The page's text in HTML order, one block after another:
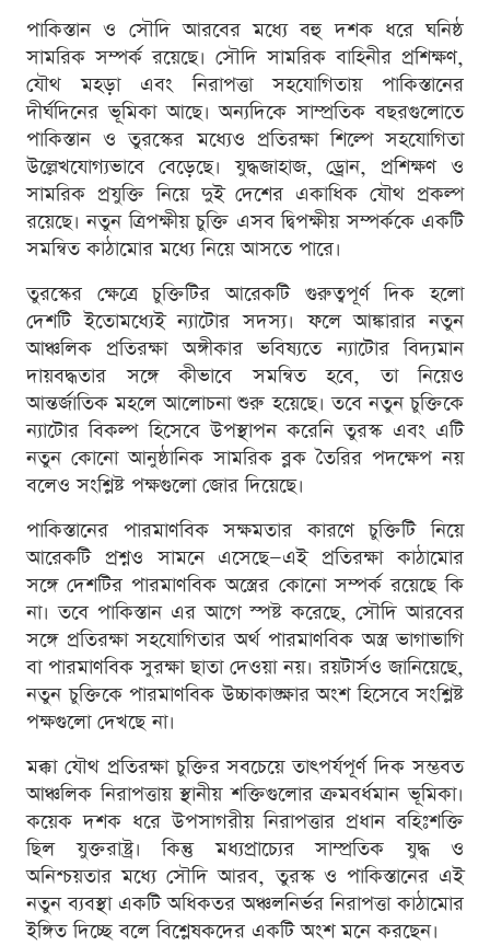
পাকিস্তান ও সৌদি আরবের মধ্যে বহু দশক ধরে ঘনিষ্ঠ
সামরিক সম্পর্ক রয়েছে। সৌদি সামরিক বাহিনীর প্রশিক্ষণ,
যৌথ মহড়া এবং নিরাপত্তা সহযোগিতায় পাকিস্তানের
দীর্ঘদিনের ভূমিকা আছে। অন্যদিকে সাম্প্রতিক বছরগুলোতে
পাকিস্তান ও তুরস্কের মধ্যেও প্রতিরক্ষা শিল্পে সহযোগিতা
উল্লেখযোগ্যভাবে বেড়েছে। যুদ্ধজাহাজ, ড্রোন, প্রশিক্ষণ ও
সামরিক প্রযুক্তি নিয়ে দুই দেশের একাধিক যৌথ প্রকল্প
রয়েছে। নতুন ত্রিপক্ষীয় চুক্তি এসব দ্বিপক্ষীয় সম্পর্ককে একটি
সমন্বিত কাঠামোর মধ্যে নিয়ে আসতে পারে।
তুরস্কের ক্ষেত্রে চুক্তিটির আরেকটি গুরুত্বপূর্ণ দিক হলো
দেশটি ইতোমধ্যেই ন্যাটোর সদস্য। ফলে আঙ্কারার নতুন
আঞ্চলিক প্রতিরক্ষা অঙ্গীকার ভবিষ্যতে ন্যাটোর বিদ্যমান
দায়বদ্ধতার সঙ্গে কীভাবে সমন্বিত হবে, তা নিয়েও
আন্তর্জাতিক মহলে আলোচনা শুরু হয়েছে। তবে নতুন চুক্তিকে
ন্যাটোর বিকল্প হিসেবে উপস্থাপন করেনি তুরস্ক এবং এটি
নতুন কোনো আনুষ্ঠানিক সামরিক ব্লক তৈরির পদক্ষেপ নয়
বলেও সংশ্লিষ্ট পক্ষগুলো জোর দিয়েছে।
পাকিস্তানের পারমাণবিক সক্ষমতার কারণে চুক্তিটি নিয়ে
আরেকটি প্রশ্নও সামনে এসেছে—এই প্রতিরক্ষা কাঠামোর
সঙ্গে দেশটির পারমাণবিক অস্ত্রের কোনো সম্পর্ক রয়েছে কি
না। তবে পাকিস্তান এর আগে স্পষ্ট করেছে, সৌদি আরবের
সঙ্গে প্রতিরক্ষা সহযোগিতার অর্থ পারমাণবিক অস্ত্র ভাগাভাগি
বা পারমাণবিক সুরক্ষা ছাতা দেওয়া নয়। রয়টার্সও জানিয়েছে,
নতুন চুক্তিকে পারমাণবিক উচ্চাকাঙ্ক্ষার অংশ হিসেবে সংশ্লিষ্ট
পক্ষগুলো দেখছে না।
মক্কা যৌথ প্রতিরক্ষা চুক্তির সবচেয়ে তাৎপর্যপূর্ণ দিক সম্ভবত
আঞ্চলিক নিরাপত্তায় স্থানীয় শক্তিগুলোর ক্রমবর্ধমান ভূমিকা।
কয়েক দশক ধরে উপসাগরীয় নিরাপত্তার প্রধান বহিঃশক্তি
ছিল যুক্তরাষ্ট্র। কিন্তু মধ্যপ্রাচ্যের সাম্প্রতিক যুদ্ধ ও
অনিশ্চয়তার মধ্যে সৌদি আরব, তুরস্ক ও পাকিস্তানের এই
নতুন ব্যবস্থা একটি অধিকতর অঞ্চলনির্ভর নিরাপত্তা কাঠামোর
ইঙ্গিত দিচ্ছে বলে বিশ্লেষকদের একটি অংশ মনে করছেন।